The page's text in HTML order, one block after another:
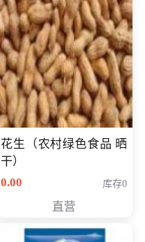
花生（农村绿色食品 晒
干）
0.00
库存0
直营